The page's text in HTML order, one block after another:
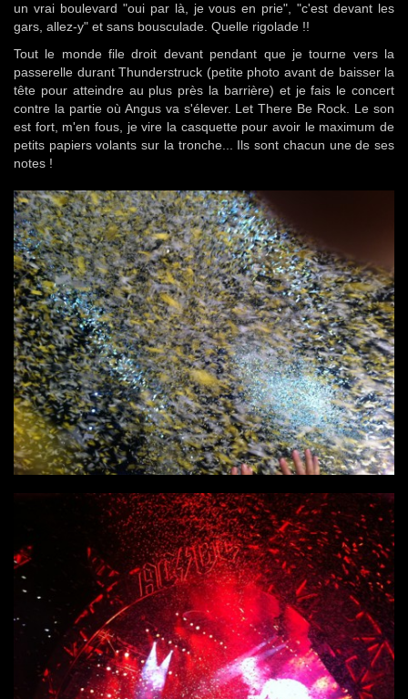
un vrai boulevard "oui par là, je vous en prie", "c'est devant les
gars, allez-y" et sans bousculade. Quelle rigolade !!
Tout le monde file droit devant pendant que je tourne vers la
passerelle durant Thunderstruck (petite photo avant de baisser la
tête pour atteindre au plus près la barrière) et je fais le concert
contre la partie où Angus va s'élever. Let There Be Rock. Le son
est fort, m'en fous, je vire la casquette pour avoir le maximum de
petits papiers volants sur la tronche... Ils sont chacun une de ses
notes !